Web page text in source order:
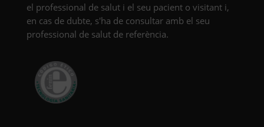
el professional de salut i el seu pacient o visitant i,
en cas de dubte, s'ha de consultar amb el seu
professional de salut de referència.